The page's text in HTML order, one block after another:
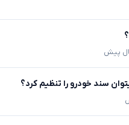
سند خودرو را تنظیم کرد؟